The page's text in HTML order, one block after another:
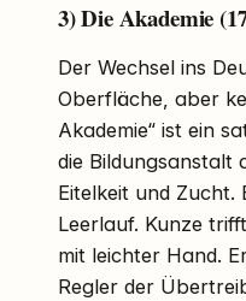
3) Die Akademie
Der Wechsel ins
Oberfläche, aber
Akademie“ ist ein
die Bildungsanstalt
Eitelkeit und Zucht.
Leerlauf. Kunze
mit leichter Hand.
Regler der